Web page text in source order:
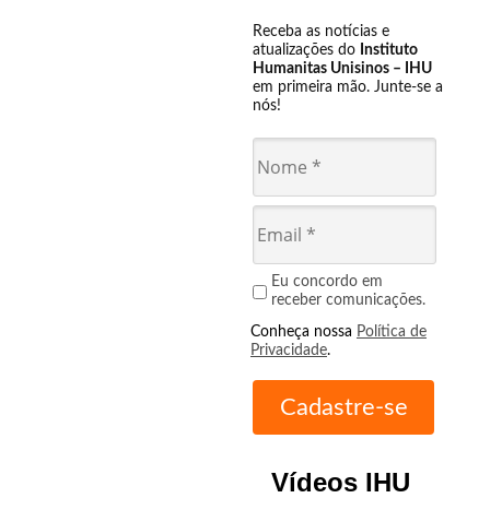
Receba as notícias e
atualizações do Instituto
Humanitas Unisinos – IHU
em primeira mão. Junte-se a
nós!
Eu concordo em
receber comunicações.
Conheça nossa Política de
Privacidade.
Vídeos IHU